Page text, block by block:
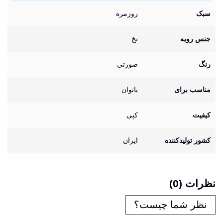
سبک روزمره
جنس رویه نخ
رنگ صورتی
مناسب برای بانوان
کیفیت کپی
کشور تولیدکننده ایران
نظرات (0)
نظر شما چیست؟